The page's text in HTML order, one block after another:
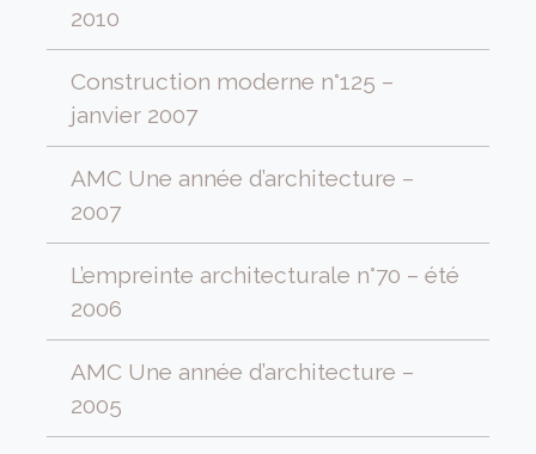
2010
Construction moderne n°125 –
janvier 2007
AMC Une année d’architecture –
2007
L’empreinte architecturale n°70 – été
2006
AMC Une année d’architecture –
2005